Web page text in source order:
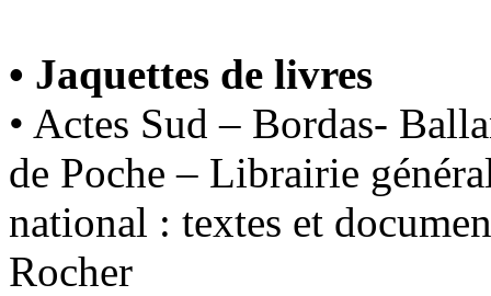
• Jaquettes de livres
• Actes Sud – Bordas-
de Poche – Librairie
national : textes et
Rocher